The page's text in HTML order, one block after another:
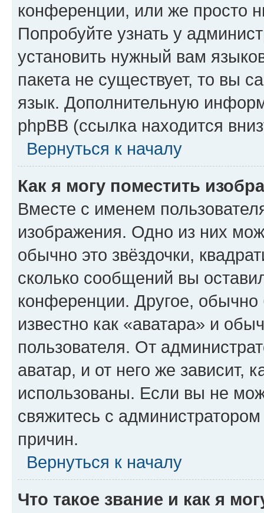
конференции, или же просто
Попробуйте узнать у
установить нужный вам
пакета не существует, то вы
язык. Дополнительную
phpBB (ссылка находится
Вернуться к началу
Как я могу поместить
Вместе с именем
изображения. Одно из них
обычно это звёздочки,
сколько сообщений вы
конференции. Другое,
известно как «аватара» и
пользователя. От
аватар, и от него же зависит,
использованы. Если вы не
свяжитесь с
причин.
Вернуться к началу
Что такое звание и как я